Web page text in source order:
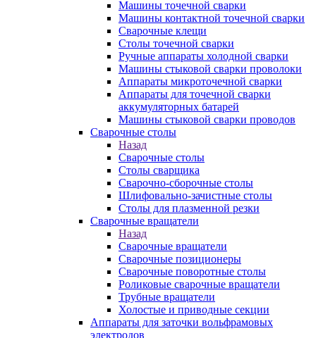
Машины точечной сварки
Машины контактной точечной сварки
Сварочные клещи
Столы точечной сварки
Ручные аппараты холодной сварки
Машины стыковой сварки проволоки
Аппараты микроточечной сварки
Аппараты для точечной сварки
аккумуляторных батарей
Машины стыковой сварки проводов
Сварочные столы
Назад
Сварочные столы
Столы сварщика
Сварочно-сборочные столы
Шлифовально-зачистные столы
Столы для плазменной резки
Сварочные вращатели
Назад
Сварочные вращатели
Сварочные позиционеры
Сварочные поворотные столы
Роликовые сварочные вращатели
Трубные вращатели
Холостые и приводные секции
Аппараты для заточки вольфрамовых
электродов